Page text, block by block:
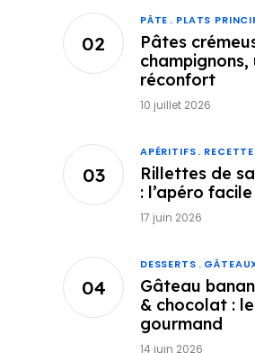
PÂTE PLATS
Pâtes
champignons,
réconfort
10 juillet 2026
APÉRITIFS RECETTE
Rillettes de
: l’apéro
17 juin 2026
DESSERTS
Gâteau
& chocolat :
gourmand
14 juin 2026